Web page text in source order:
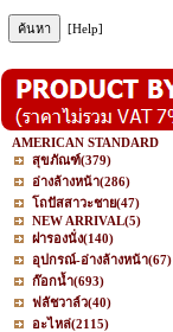
[Help]
AMERICAN STANDARD
สุขภัณฑ์(379)
อ่างล้างหน้า(286)
โถปัสสาวะชาย(47)
NEW ARRIVAL(5)
ฝารองนั่ง(140)
อุปกรณ์-อ่างล้างหน้า(67)
ก๊อกน้ำ(693)
ฟลัชวาล์ว(40)
อะไหล่(2115)